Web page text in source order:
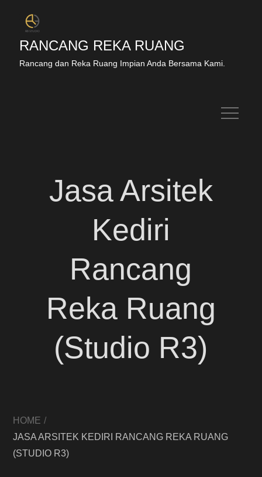
RANCANG REKA RUANG
Rancang dan Reka Ruang Impian Anda Bersama Kami.
Jasa Arsitek
Kediri
Rancang
Reka Ruang
(Studio R3)
HOME
JASA ARSITEK KEDIRI RANCANG REKA RUANG
(STUDIO R3)